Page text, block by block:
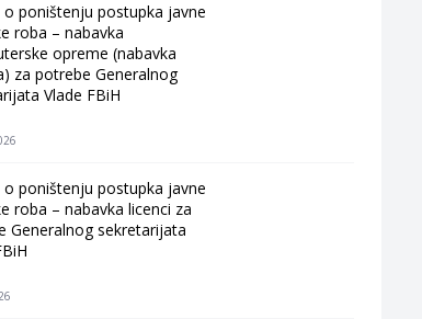
o poništenju postupka javne
roba – nabavka
opreme (nabavka
za potrebe Generalnog
Vlade FBiH
o poništenju postupka javne
roba – nabavka licenci za
Generalnog sekretarijata